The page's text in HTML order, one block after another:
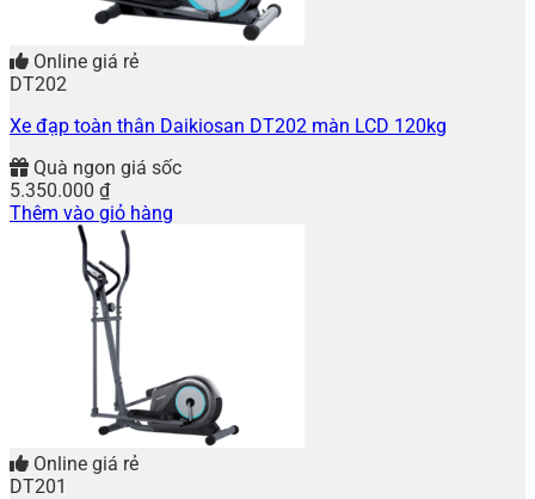
Online giá rẻ
DT202
Xe đạp toàn thân Daikiosan DT202 màn LCD 120kg
Quà ngon giá sốc
5.350.000 ₫
Thêm vào giỏ hàng
Online giá rẻ
DT201